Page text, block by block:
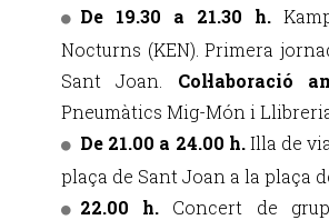
De 19.30 a 21.30 h.
Nocturns (KEN). Primera
Sant Joan. Col·laboració
Pneumàtics Mig-Món i
De 21.00 a 24.00 h.Illa de
plaça de Sant Joan a la plaça
22.00 h. Concert de